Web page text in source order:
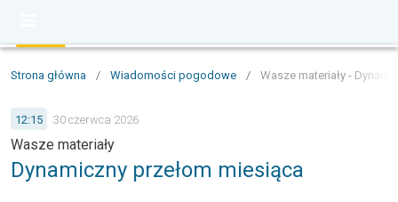
Strona główna / Wiadomości pogodowe / Wasze materiały -
12:15 30 czerwca 2026
Wasze materiały
Dynamiczny przełom miesiąca